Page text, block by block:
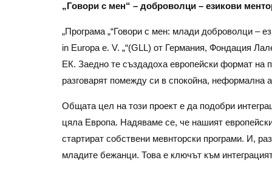
„Говори с мен“ – доброволци – езикови
„Програма „“Говори с мен: млади доброволци –
in Europa e. V. „“(GLL) от Германия, Фондация
ЕК. Заедно те създадоха европейски формат на
разговарят помежду си в спокойна, неформална
Общата цел на този проект е да подобри
цяла Европа. Надяваме се, че нашият
стартират собствени мевнторски програми. И,
младите бежанци. Това е ключът към